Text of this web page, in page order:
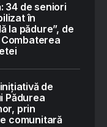
34 de seniori
în
la pădure”, de
de
Pădurea
prin
comunitară